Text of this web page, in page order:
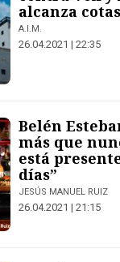
alcanza
A.I.M.
26.04.2021 | 22:35
Belén
más que
está
días”
JESÚS MANUEL RUIZ
26.04.2021 | 21:15